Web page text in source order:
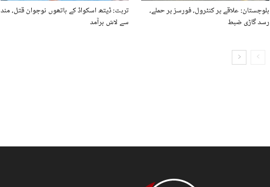
تربت: ڈیتھ اسکواڈ کے ہاتھوں نوجوان قتل، مند
سے لاش برآمد
بلوچستان: علاقے پر کنٹرول، فورسز پر حملے،
رسد گاڑی ضبط